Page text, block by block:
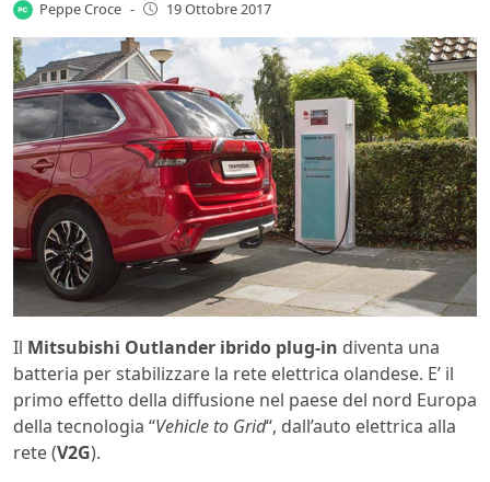
Peppe Croce - 19 Ottobre 2017
Il Mitsubishi Outlander ibrido plug-in diventa una
batteria per stabilizzare la rete elettrica olandese. E’ il
primo effetto della diffusione nel paese del nord Europa
della tecnologia “Vehicle to Grid“, dall’auto elettrica alla
rete (V2G).